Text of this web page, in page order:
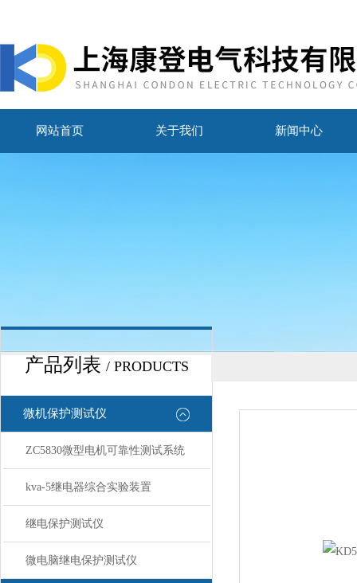
网站首页 关于我们 新闻中心
产品列表 / PRODUCTS
微机保护测试仪
ZC5830微型电机可靠性测试系统
kva-5继电器综合实验装置
继电保护测试仪
微电脑继电保护测试仪